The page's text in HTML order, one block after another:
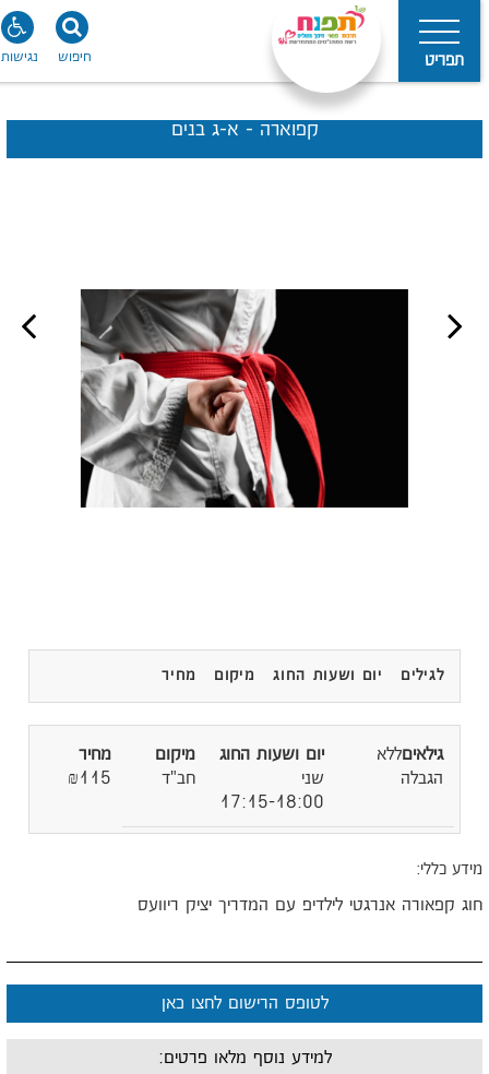
תפריט נגישות חיפוש
קפוארה - א-ג בנים
לגילים יום ושעות החוג מיקום מחיר
ללא
הגבלה
שני
17:15-18:00
חב"ד ₪115
כללי:
קפאורה אנרגטי לילדיפ עם המדריך יציק ריוועס
לטופס הרישום לחצו כאן
למידע נוסף מלאו פרטים: